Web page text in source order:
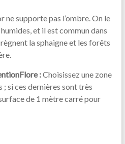
ne supporte pas l’ombre. On le
et il est commun dans
la sphaigne et les forêts
:Choisissez une zone
si ces dernières sont très
de 1 mètre carré pour